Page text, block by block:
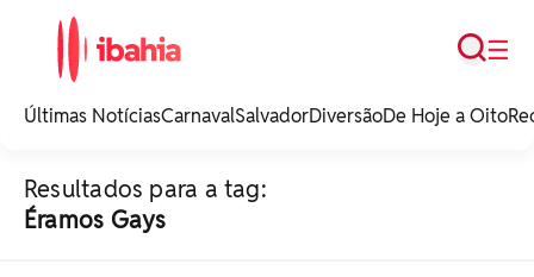
noticias e
☰
Busca
Últimas NotíciasCarnavalSalvadorDiversãoDe Hoje a Oito
Resultados para a tag:
Éramos Gays